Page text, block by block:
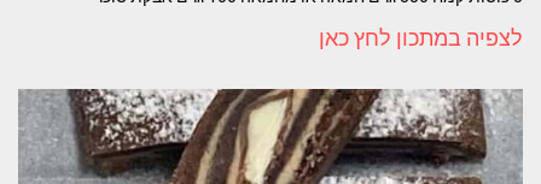
לצפיה במתכון לחץ כאן